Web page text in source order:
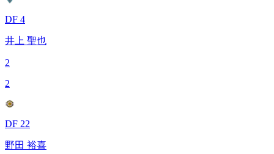
DF 4
井上 聖也
2
2
DF 22
野田 裕喜